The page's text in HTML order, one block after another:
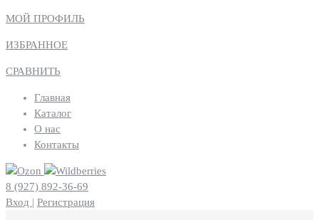
МОЙ ПРОФИЛЬ
ИЗБРАННОЕ
СРАВНИТЬ
Главная
Каталог
О нас
Контакты
8 (927) 892-36-69
Вход | Регистрация